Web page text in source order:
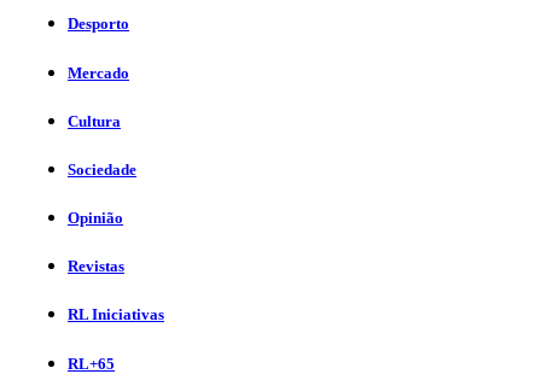
Desporto
Mercado
Cultura
Sociedade
Opinião
Revistas
RL Iniciativas
RL+65